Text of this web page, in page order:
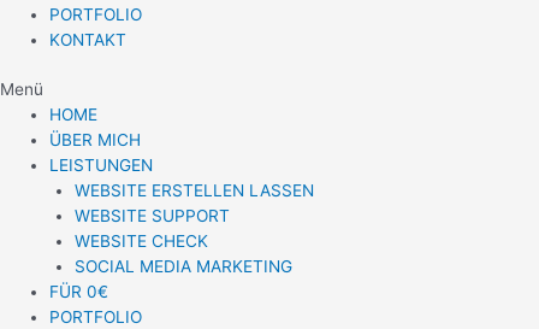
PORTFOLIO
KONTAKT
Menü
HOME
ÜBER MICH
LEISTUNGEN
WEBSITE ERSTELLEN LASSEN
WEBSITE SUPPORT
WEBSITE CHECK
SOCIAL MEDIA MARKETING
FÜR 0€
PORTFOLIO